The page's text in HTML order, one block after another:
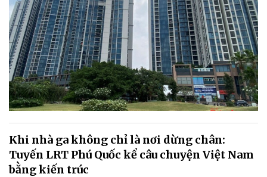
Khi nhà ga không chỉ là nơi dừng chân:
Tuyến LRT Phú Quốc kể câu chuyện Việt Nam
bằng kiến trúc